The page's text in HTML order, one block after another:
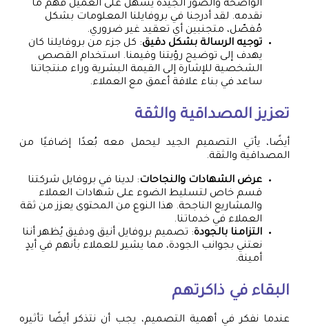
الواضحة والصور الجيدة يسهل على العميل فهم ما
نقدمه. لقد أدرجنا في بروفايلنا المعلومات بشكل
مُفصّل، متجنبين أي تعقيد غير ضروري.
توجيه الرسالة بشكل دقيق: كل جزء من بروفايلنا كان
يهدف إلى توضيح رؤيتنا وقيمنا. استخدام القصص
الشخصية للإشارة إلى القيمة البشرية وراء منتجاتنا
ساعد في بناء علاقة أعمق مع العملاء.
تعزيز المصداقية والثقة
أيضًا، يأتي التصميم الجيد ليحمل معه بُعدًا إضافيًا من
المصداقية والثقة.
عرض الشهادات والنجاحات: لدينا في بروفايل شركتنا
قسم خاص لتسليط الضوء على شهادات العملاء
والمشاريع الناجحة. هذا النوع من المحتوى يعزز من ثقة
العملاء في خدماتنا.
التزامنا بالجودة: تصميم بروفايل أنيق ودقيق يُظهر أننا
نعتني بجوانب الجودة، مما يشير للعملاء بأنهم في أيدٍ
أمينة.
البقاء في ذاكرتهم
عندما نفكر في أهمية التصميم، يجب أن نتذكر أيضًا تأثيره